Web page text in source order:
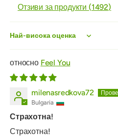
Отзиви за продукти (1492)
Sort by
Feel You
milenasredkova72
Bulgaria
Страхотна!
Страхотна!